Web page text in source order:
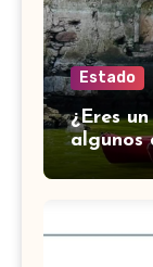
Estado
¿Eres
algunos